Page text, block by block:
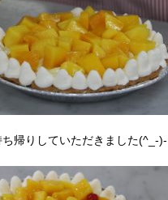
ち帰りしていただきました(^_-